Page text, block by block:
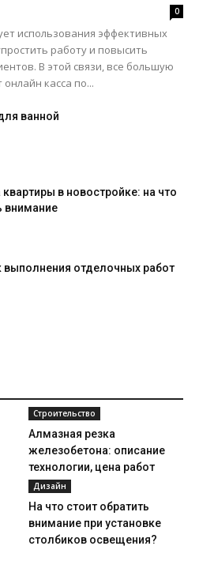
0
использования эффективных
работу и повысить
В этой связи, все большую
касса по...
ванной
в новостройке: на что
внимание
выполнения отделочных работ
Строительство
Алмазная резка
железобетона: описание
технологии, цена работ
Дизайн
На что стоит обратить
внимание при установке
столбиков освещения?